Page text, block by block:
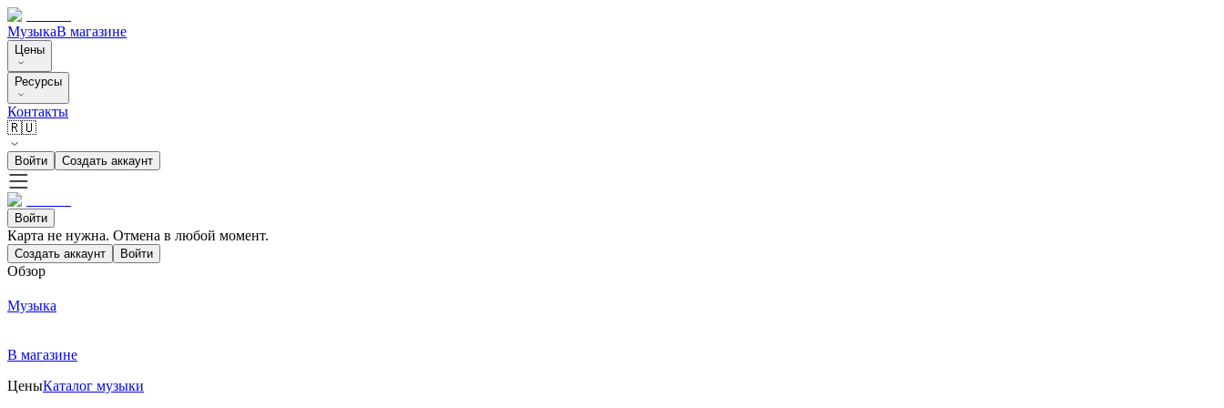
МузыкаВ магазине
Цены
Ресурсы
Контакты
🇷🇺
Войти Создать аккаунт
Войти
Карта не нужна. Отмена в любой момент.
Создать аккаунт Войти
Обзор
Музыка
В магазине
ЦеныКаталог музыки